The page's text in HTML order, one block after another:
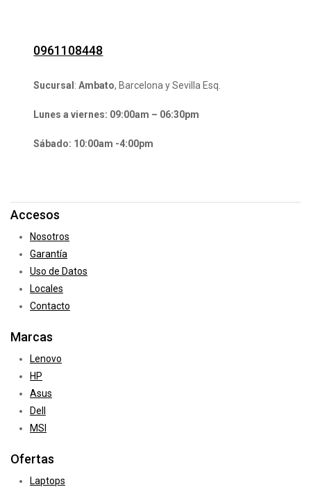
0961108448
Sucursal :Ambato, Barcelona y Sevilla Esq.
Lunes a viernes: 09:00am – 06:30pm
Sábado: 10:00am -4:00pm
Accesos
Nosotros
Garantía
Uso de Datos
Locales
Contacto
Marcas
Lenovo
HP
Asus
Dell
MSI
Ofertas
Laptops